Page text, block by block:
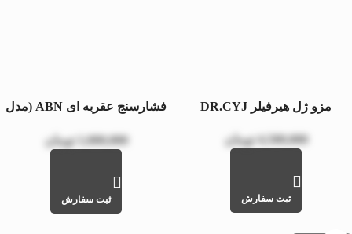
مزو ژل هیرفیلر DR.CYJ
4,500,000 تومان
ثبت سفارش
فشارسنج عقربه ای ABN (مدل
1,000,000
تومان
ثبت سفارش